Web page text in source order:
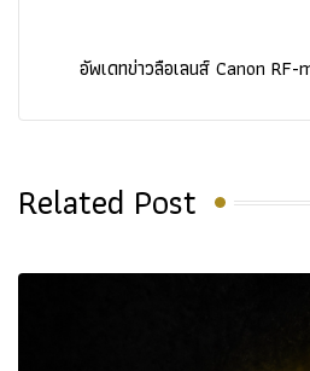
อัพเดทข่าวลือเลนส์ Canon
Related Post